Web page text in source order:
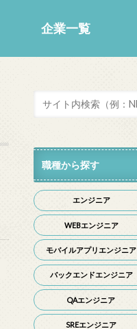
企業一覧
職種から探す
エンジニア
WEBエンジニア
モバイルアプリエンジニア
バックエンドエンジニア
QAエンジニア
SREエンジニア